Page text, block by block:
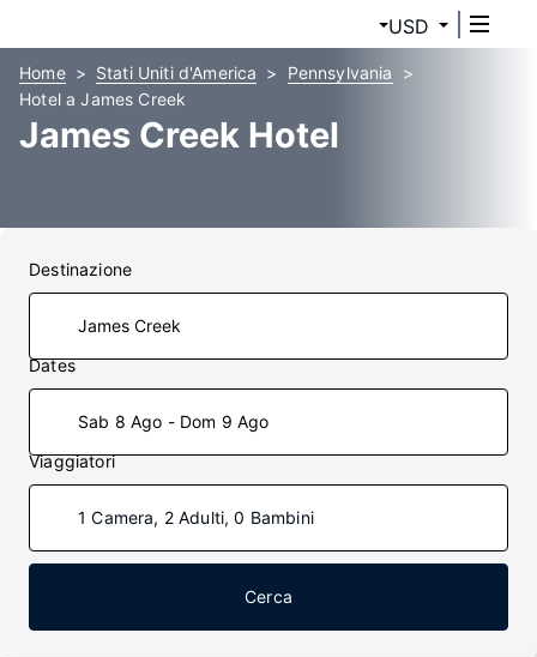
USD
Home Stati Uniti d'America
Pennsylvania
Hotel a James Creek
James Creek Hotel
Destinazione
Dates
Sab 8 Ago - Dom 9 Ago
Viaggiatori
1 Camera, 2 Adulti, 0 Bambini
Cerca